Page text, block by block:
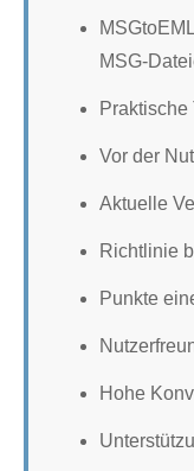
MSG-
Praktische
Vor der
Aktuelle
Richtlinie
Punkte
Hohe